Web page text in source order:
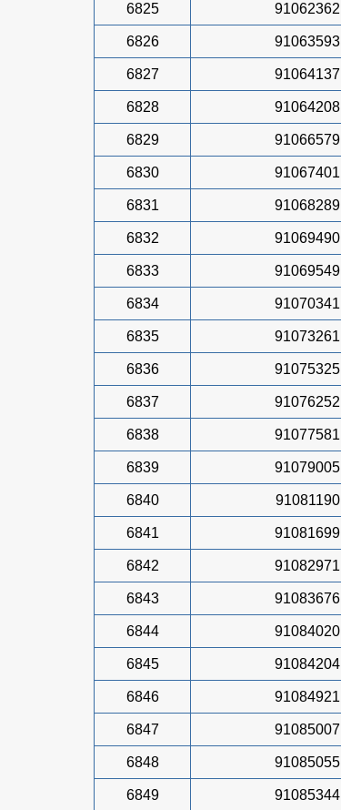
6825 91062362
6826 91063593
6827 91064137
6828 91064208
6829 91066579
6830 91067401
6831 91068289
6832 91069490
6833 91069549
6834 91070341
6835 91073261
6836 91075325
6837 91076252
6838 91077581
6839 91079005
6840 91081190
6841 91081699
6842 91082971
6843 91083676
6844 91084020
6845 91084204
6846 91084921
6847 91085007
6848 91085055
6849 91085344